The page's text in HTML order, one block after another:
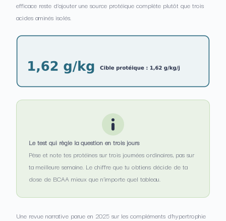
efficace reste d’ajouter une source protéique complète plutôt que trois
acides aminés isolés.
Le test qui règle la question en trois jours
Pèse et note tes protéines sur trois journées ordinaires, pas sur
ta meilleure semaine. Le chiffre que tu obtiens décide de ta
dose de BCAA mieux que n’importe quel tableau.
Une revue narrative parue en 2025 sur les compléments d’hypertrophie